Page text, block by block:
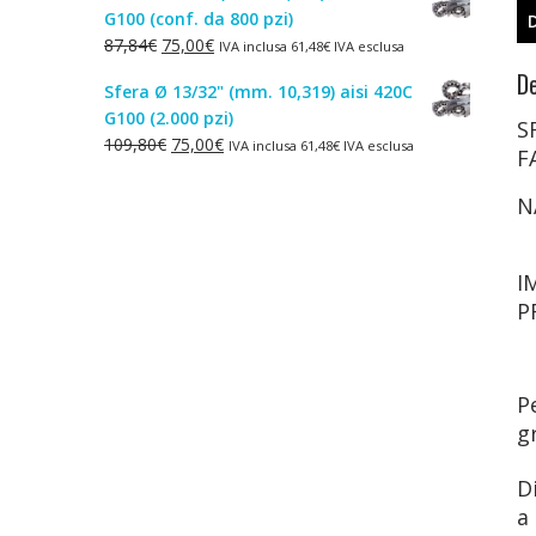
era:
1,50€.
è:
1,00€.
G100 (conf. da 800 pzi)
87,84€ Il
originale
era:
87,84€.
75,00€Il
attuale
è:
75,00€.
IVA inclusa 61,48€ IVA esclusa
Sfera Ø 13/32" (mm. 10,319) aisi 420C
G100 (2.000 pzi)
109,80€ Il
75,00€IlIVA inclusa 61,48€ IVA esclusa